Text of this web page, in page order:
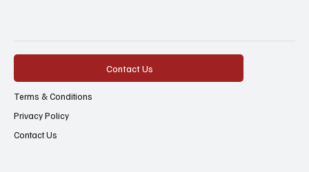
Contact Us
Terms & Conditions
Privacy Policy
Contact Us